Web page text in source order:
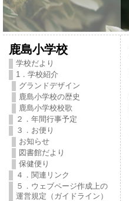
鹿島小学校
学校だより
1．学校紹介
グランドデザイン
鹿島小学校の歴史
鹿島小学校校歌
２．年間行事予定
３．お便り
お知らせ
図書館だより
保健便り
４．関連リンク
５．ウェブページ作成上の
運営規定（ガイドライン）